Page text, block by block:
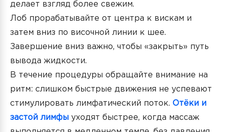
делает взгляд более свежим.
Лоб прорабатывайте от центра к вискам и
затем вниз по височной линии к шее.
Завершение вниз важно, чтобы «закрыть» путь
вывода жидкости.
В течение процедуры обращайте внимание на
ритм: слишком быстрые движения не успевают
стимулировать лимфатический поток. Отёки и
застой лимфы уходят быстрее, когда массаж